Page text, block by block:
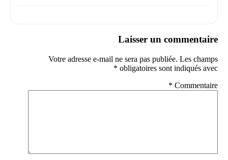
Laisser un commentaire
Votre adresse e-mail ne sera pas publiée. Les champs
obligatoires sont indiqués avec
*
Commentaire
*